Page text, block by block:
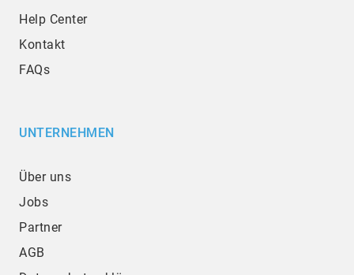
Help Center
Kontakt
FAQs
UNTERNEHMEN
Über uns
Jobs
Partner
AGB